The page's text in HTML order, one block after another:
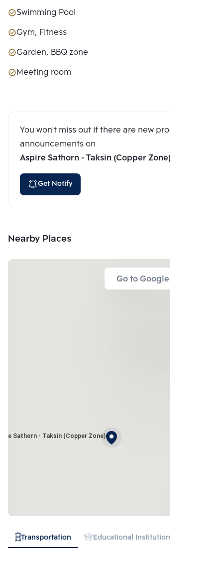
Swimming Pool
Gym, Fitness
Garden, BBQ zone
Meeting room
You won't miss out if there are new program
announcements on
Aspire Sathorn - Taksin (Copper Zone)
Get Notify
Nearby Places
Go to Google Map
Sathorn - Taksin (Copper Zone)
Transportation Educational Institution